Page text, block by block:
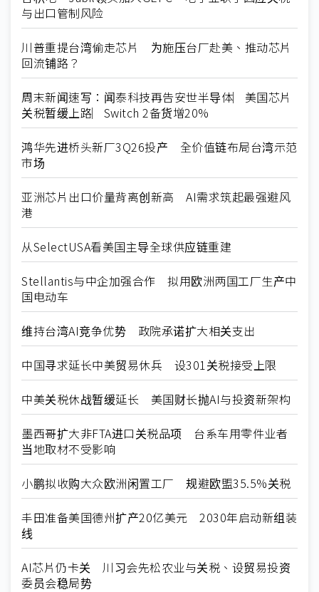
与出口管制风险
川普重提台湾偷走芯片 为施压台厂赴美、推动芯片
回流铺路？
周末新闻速写：闻泰科技再告安世半导体︳美国芯片
关税暂缓上路︳Switch 2备货增20%
鸿华先进桥头新厂3Q26投产 全价值链布局台湾示范
市场
亚洲芯片出口价量背离创新高 AI需求筑起最强避风
港
从SelectUSA看美国主导全球供应链重建
Stellantis与中企加强合作 拟用欧洲两国工厂生产中
国电动车
维持台湾AI竞争优势 政院承诺扩大相关支出
中国寻求延长中美贸易休兵 设301关税接受上限
中美关税休战暂缓延长 美国财长抛AI与投资新架构
墨西哥扩大非FTA进口关税品项 台系车用零件业者
当地取材不受影响
小鹏拟收购大众欧洲闲置工厂 规避欧盟35.5%关税
丰田准备美国德州扩产20亿美元 2030年启动新组装
线
AI芯片仍卡关 川习会先松农业与关税、设贸易投资
委员会稳局势